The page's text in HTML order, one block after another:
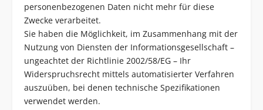
personenbezogenen Daten nicht mehr für diese
Zwecke verarbeitet.
Sie haben die Möglichkeit, im Zusammenhang mit der
Nutzung von Diensten der Informationsgesellschaft –
ungeachtet der Richtlinie 2002/58/EG – Ihr
Widerspruchsrecht mittels automatisierter Verfahren
auszuüben, bei denen technische Spezifikationen
verwendet werden.